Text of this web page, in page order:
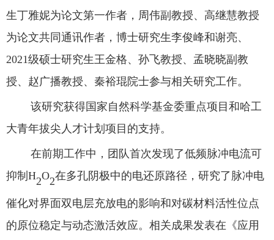
生丁雅妮为论文第一作者，周伟副教授、高继慧教授
为论文共同通讯作者 ， 博士研究生李俊峰和谢亮、
2021级硕士研究生王金格、孙飞教授、孟晓晓副教
授、赵广播教授、秦裕琨院士参与相关研究工作。
该研究获得国家自然科学基金委重点项目和哈工
大青年拔尖人才计划项目的支持。
在前期工作中， 团队首次发现了低频脉冲电流可
抑制 H2O2在多孔阴极中的电还原路径， 研究了脉冲电
催化对界面双电层充放电的影响和对碳材料活性位点
的原位稳定与动态激活效应。 相关成果发表在 《应用